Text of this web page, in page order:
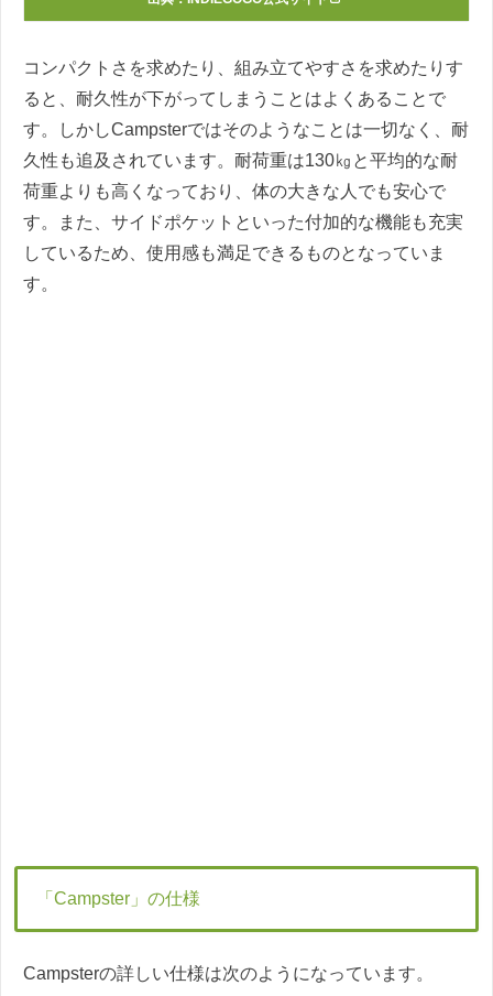
コンパクトさを求めたり、組み立てやすさを求めたりす
ると、耐久性が下がってしまうことはよくあることで
す。しかしCampsterではそのようなことは一切なく、耐
久性も追及されています。耐荷重は130㎏と平均的な耐
荷重よりも高くなっており、体の大きな人でも安心で
す。また、サイドポケットといった付加的な機能も充実
しているため、使用感も満足できるものとなっていま
す。
「Campster」の仕様
Campsterの詳しい仕様は次のようになっています。